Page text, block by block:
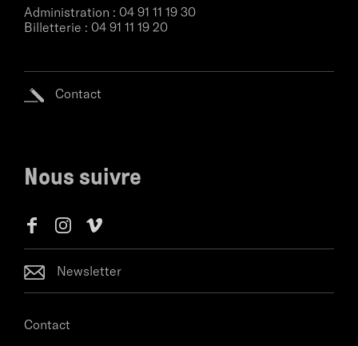
Administration : 04 91 11 19 30
Billetterie : 04 91 11 19 20
Contact
Nous suivre
Newsletter
Contact